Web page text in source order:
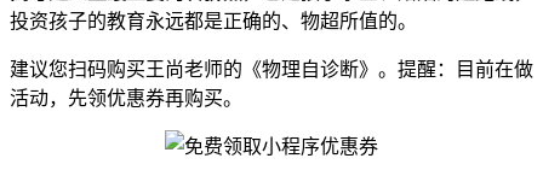
投资孩子的教育永远都是正确的、物超所值的。
建议您扫码购买王尚老师的《物理自诊断》。提醒：目前在做
活动，先领优惠券再购买。